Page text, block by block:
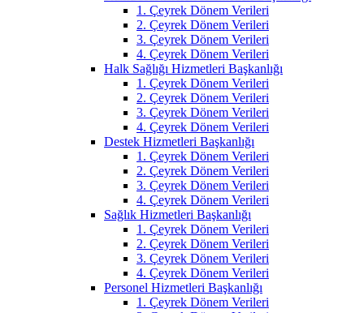
1. Çeyrek Dönem Verileri
2. Çeyrek Dönem Verileri
3. Çeyrek Dönem Verileri
4. Çeyrek Dönem Verileri
Halk Sağlığı Hizmetleri Başkanlığı
1. Çeyrek Dönem Verileri
2. Çeyrek Dönem Verileri
3. Çeyrek Dönem Verileri
4. Çeyrek Dönem Verileri
Destek Hizmetleri Başkanlığı
1. Çeyrek Dönem Verileri
2. Çeyrek Dönem Verileri
3. Çeyrek Dönem Verileri
4. Çeyrek Dönem Verileri
Sağlık Hizmetleri Başkanlığı
1. Çeyrek Dönem Verileri
2. Çeyrek Dönem Verileri
3. Çeyrek Dönem Verileri
4. Çeyrek Dönem Verileri
Personel Hizmetleri Başkanlığı
1. Çeyrek Dönem Verileri